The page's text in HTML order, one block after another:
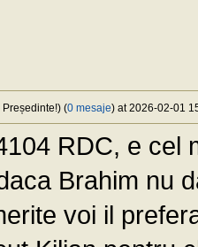
(0 mesaje) at 2026-02-01
RDC, e cel
Brahim nu
voi il